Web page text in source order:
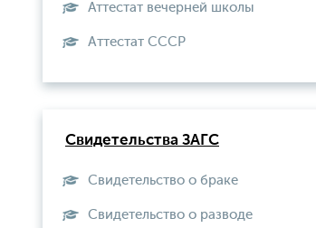
Аттестат вечерней школы
Aттестат СССР
Свидетельства ЗАГС
Свидетельство о браке
Свидетельство о разводе